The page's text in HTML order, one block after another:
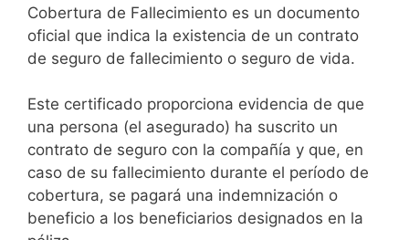
Cobertura de Fallecimiento es un documento
oficial que indica la existencia de un contrato
de seguro de fallecimiento o seguro de vida.
Este certificado proporciona evidencia de que
una persona (el asegurado) ha suscrito un
contrato de seguro con la compañía y que, en
caso de su fallecimiento durante el período de
cobertura, se pagará una indemnización o
beneficio a los beneficiarios designados en la